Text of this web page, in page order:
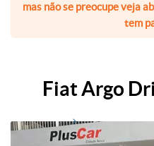
mas não se preocupe veja
tem
Fiat Argo